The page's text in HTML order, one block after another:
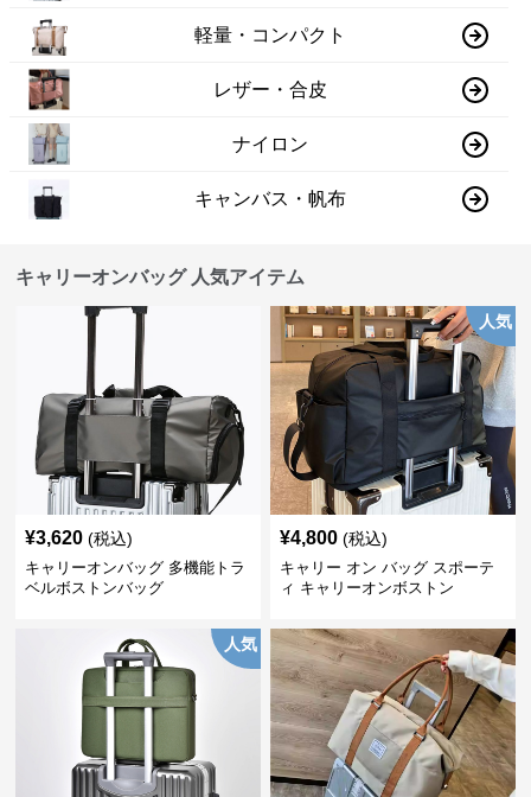
軽量・コンパクト
レザー・合皮
ナイロン
キャンバス・帆布
キャリーオンバッグ 人気アイテム
¥3,620 (税込)
キャリーオンバッグ 多機能トラ
ベルボストンバッグ
人気
¥4,800 (税込)
キャリー オン バッグ スポーテ
ィ キャリーオンボストン
人気